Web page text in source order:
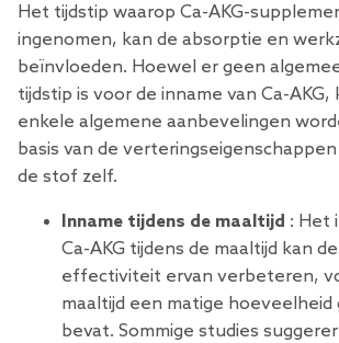
Het tijdstip waarop Ca-AKG-
ingenomen, kan de absorptie en
beïnvloeden. Hoewel er geen
tijdstip is voor de inname van Ca-
enkele algemene aanbevelingen
basis van de
de stof zelf.
Inname tijdens de maaltijd : Het
Ca-AKG tijdens de maaltijd kan
effectiviteit ervan verbeteren,
maaltijd een matige
bevat. Sommige studies